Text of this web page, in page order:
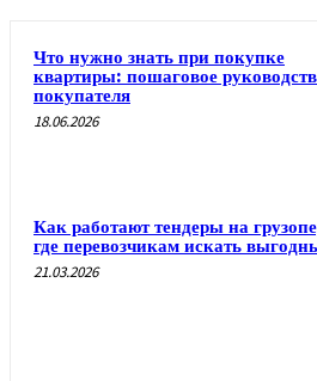
Что нужно знать при покупке
квартиры: пошаговое
покупателя
18.06.2026
Как работают тендеры на
где перевозчикам искать
21.03.2026